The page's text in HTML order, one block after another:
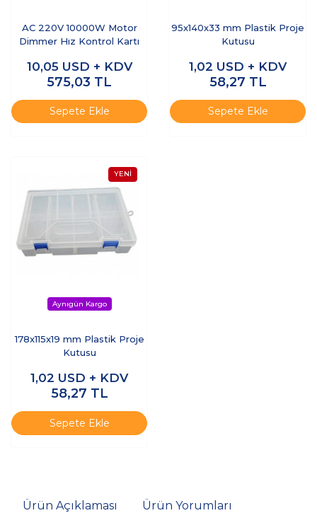
AC 220V 10000W Motor
Dimmer Hız Kontrol Kartı
10,05 USD + KDV
575,03 TL
Sepete Ekle
95x140x33 mm Plastik Proje
Kutusu
1,02 USD + KDV
58,27 TL
Sepete Ekle
178x115x19 mm Plastik Proje
Kutusu
1,02 USD + KDV
58,27 TL
Sepete Ekle
Ürün Açıklaması Ürün Yorumları